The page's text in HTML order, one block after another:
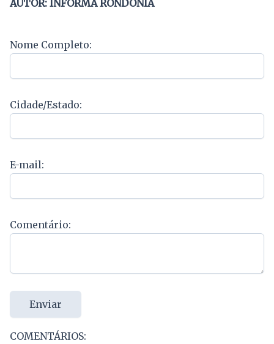
AUTOR: INFORMA RONDÔNIA
Nome Completo:
Cidade/Estado:
E-mail:
Comentário:
Enviar
COMENTÁRIOS: